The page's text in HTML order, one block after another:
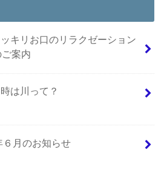
キリお口のリラクゼーション
案内
は川って？
６月のお知らせ